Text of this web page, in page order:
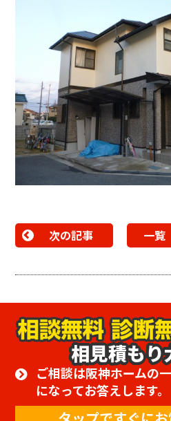
次の記事 一覧
相見積もり
ご相談は阪神ホームの
になってお答えします。